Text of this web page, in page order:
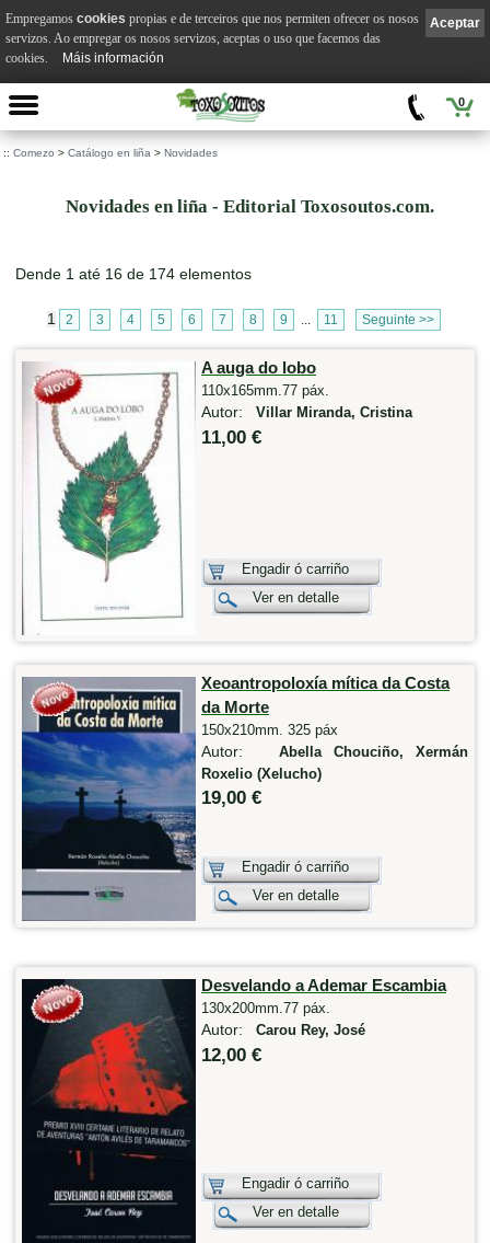
0
:: Comezo > Catálogo en liña > Novidades
Novidades en liña - Editorial Toxosoutos.com.
Dende 1 até 16 de 174 elementos
1 2 3 4 5 6 7 8 9 ... 11 Seguinte >>
A auga do lobo
110x165mm.77 páx.
Autor: Villar Miranda, Cristina
11,00 €
Engadir ó carriño
Ver en detalle
Xeoantropoloxía mítica da Costa
da Morte
150x210mm. 325 páx
Autor: Abella Chouciño, Xermán
Roxelio (Xelucho)
19,00 €
Engadir ó carriño
Ver en detalle
Desvelando a Ademar Escambia
130x200mm.77 páx.
Autor: Carou Rey, José
12,00 €
Engadir ó carriño
Ver en detalle
Aceptar
Empregamos cookies propias e de terceiros que nos permiten ofrecer os nosos
servizos. Ao empregar os nosos servizos, aceptas o uso que facemos das
cookies.
Máis información